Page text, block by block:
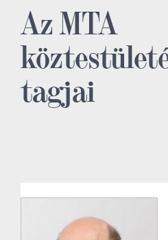
Az MTA
tagjai